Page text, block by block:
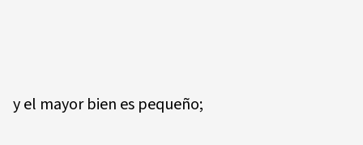
y el mayor bien es pequeño;